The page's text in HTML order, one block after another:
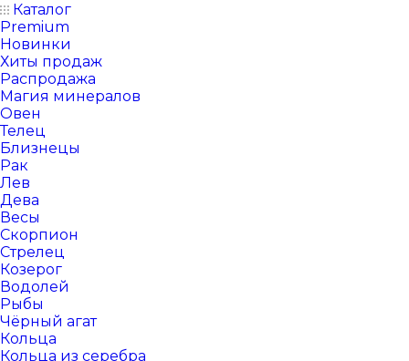
Каталог
Premium
Новинки
Хиты продаж
Распродажа
Магия минералов
Овен
Телец
Близнецы
Рак
Лев
Дева
Весы
Скорпион
Стрелец
Козерог
Водолей
Рыбы
Чёрный агат
Кольца
Кольца из серебра